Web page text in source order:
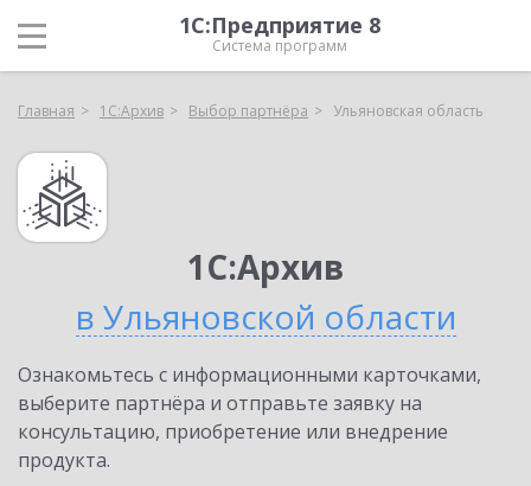
1С:Предприятие 8
Система программ
Главная 1С:Архив Выбор партнёра Ульяновская область
1С:Архив
в Ульяновской области
Ознакомьтесь с информационными карточками,
выберите партнёра и отправьте заявку на
консультацию, приобретение или внедрение
продукта.